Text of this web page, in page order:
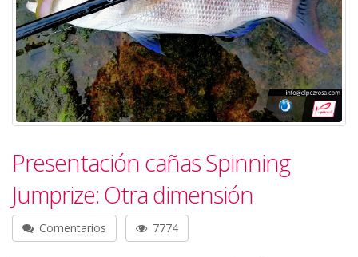
Presentación cañas Spinning
Jumprize: Otra dimensión
Comentarios 7774